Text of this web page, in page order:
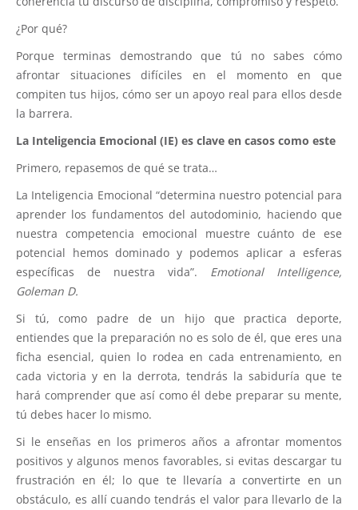
¿Por qué?
Porque terminas demostrando que tú no sabes cómo
afrontar situaciones difíciles en el momento en que
compiten tus hijos, cómo ser un apoyo real para ellos desde
la barrera.
La Inteligencia Emocional (IE) es clave en casos como este
Primero, repasemos de qué se trata…
La Inteligencia Emocional “determina nuestro potencial para
aprender los fundamentos del autodominio, haciendo que
nuestra competencia emocional muestre cuánto de ese
potencial hemos dominado y podemos aplicar a esferas
específicas de nuestra vida”. Emotional Intelligence,
Goleman D.
Si tú, como padre de un hijo que practica deporte,
entiendes que la preparación no es solo de él, que eres una
ficha esencial, quien lo rodea en cada entrenamiento, en
cada victoria y en la derrota, tendrás la sabiduría que te
hará comprender que así como él debe preparar su mente,
tú debes hacer lo mismo.
Si le enseñas en los primeros años a afrontar momentos
positivos y algunos menos favorables, si evitas descargar tu
frustración en él; lo que te llevaría a convertirte en un
obstáculo, es allí cuando tendrás el valor para llevarlo de la